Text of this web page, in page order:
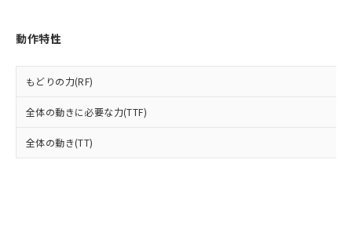
動作特性
もどりの力(RF)
全体の動きに必要な力(TTF)
全体の動き(TT)
るもので、過去に遡って非含有を証明する
ものではありません。
物質の対応では、対応完了までの期間は出
欄に対応日を記載しておりました。